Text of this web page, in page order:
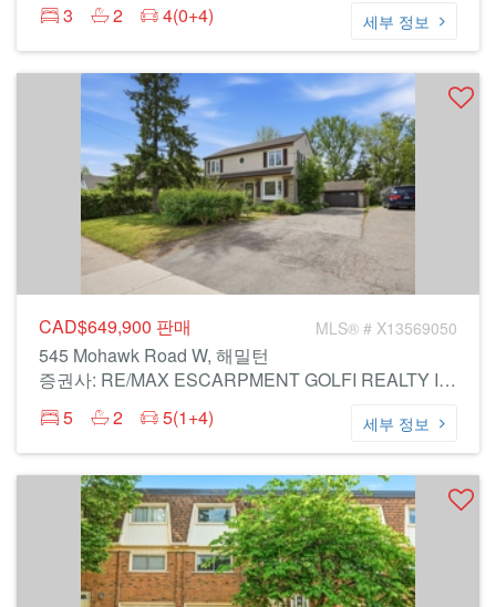
3
2 4(0+4) 세부 정보
CAD$649,900 판매 MLS® # X13569050
545 Mohawk Road W, 해밀턴
증권사: RE/MAX ESCARPMENT GOLFI REALTY INC.
5
2 5(1+4) 세부 정보